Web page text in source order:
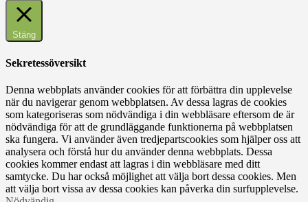
Stäng
Sekretessöversikt
Denna webbplats använder cookies för att förbättra din upplevelse
när du navigerar genom webbplatsen. Av dessa lagras de cookies
som kategoriseras som nödvändiga i din webbläsare eftersom de är
nödvändiga för att de grundläggande funktionerna på webbplatsen
ska fungera. Vi använder även tredjepartscookies som hjälper oss att
analysera och förstå hur du använder denna webbplats. Dessa
cookies kommer endast att lagras i din webbläsare med ditt
samtycke. Du har också möjlighet att välja bort dessa cookies. Men
att välja bort vissa av dessa cookies kan påverka din surfupplevelse.